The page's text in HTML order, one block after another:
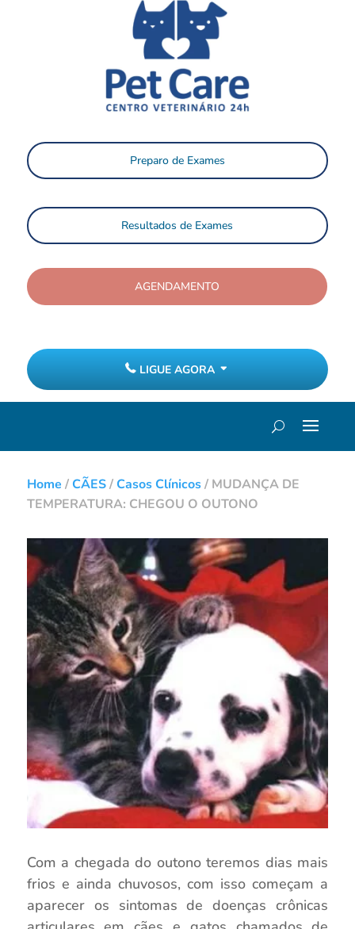
Preparo de Exames
Resultados de Exames
AGENDAMENTO
LIGUE AGORA
Home /CÃES/Casos Clínicos/ MUDANÇA DE
TEMPERATURA: CHEGOU O OUTONO
Com a chegada do outono teremos dias mais
frios e ainda chuvosos, com isso começam a
aparecer os sintomas de doenças crônicas